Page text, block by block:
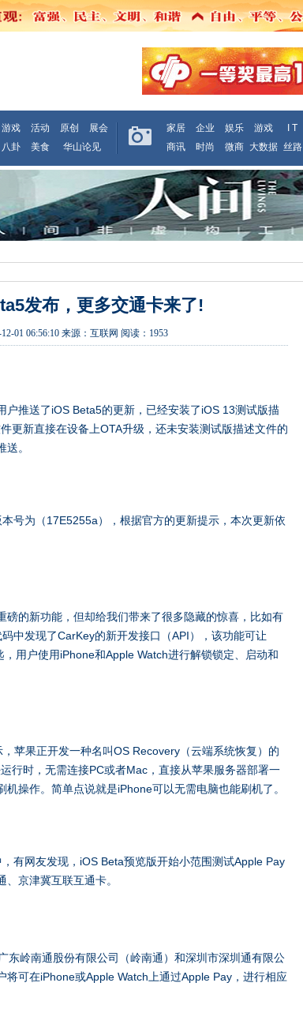
游戏 活动 原创
展会
八卦 美食 华山论见
家居 企业 娱乐 游戏 I T
商讯
时尚 微商 大数据 丝路
发布，更多交通卡来了!
01 06:56:10来源： 互联网 阅读：1953
户推送了iOS Beta5的更新，已经安装了iOS 13测试版描
更新直接在设备上OTA升级，还未安装测试版描述文件的
。
号为（17E5255a），根据官方的更新提示，本次更新依
磅的新功能，但却给我们带来了很多隐藏的惊喜，比如有
中发现了CarKey的新开发接口（API），该功能可让
用户使用iPhone和Apple Watch进行解锁锁定、启动和
苹果正开发一种名叫OS Recovery（云端系统恢复）的
行时，无需连接PC或者Mac，直接从苹果服务器部署一
操作。简单点说就是iPhone可以无需电脑也能刷机了。
有网友发现，iOS Beta预览版开始小范围测试Apple Pay
京津冀互联互通卡。
东岭南通股份有限公司（岭南通）和深圳市深圳通有限公
将可在iPhone或Apple Watch上通过Apple Pay，进行相应